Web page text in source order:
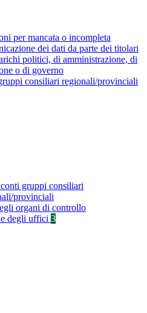
per mancata o incompleta
dei dati da parte dei titolari
politici, di amministrazione, di
o di governo
consiliari regionali/provinciali
gruppi consiliari
provinciali
organi di controllo
degli uffici 3